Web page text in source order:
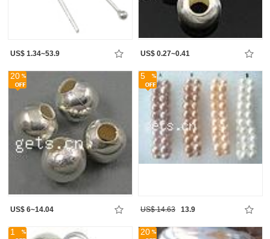
US$ 1.34~53.9 US$ 0.27~0.41
20
US$ 6~14.04
5
US$ 14.63 13.9
1 20